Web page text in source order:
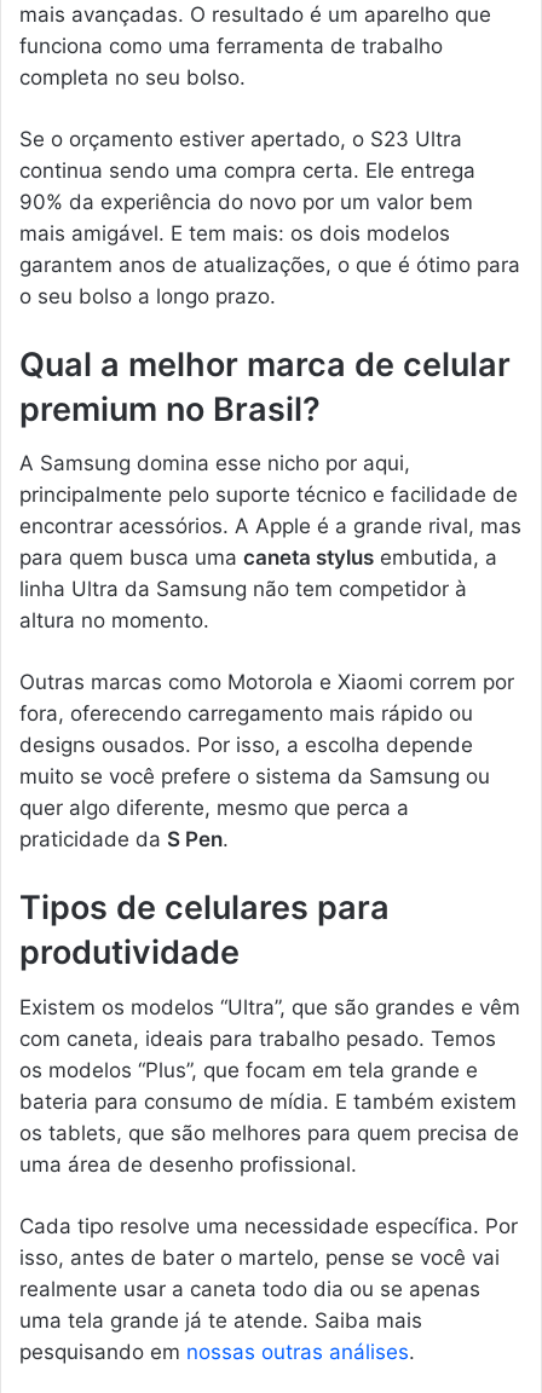
mais avançadas. O resultado é um aparelho que
funciona como uma ferramenta de trabalho
completa no seu bolso.
Se o orçamento estiver apertado, o S23 Ultra
continua sendo uma compra certa. Ele entrega
90% da experiência do novo por um valor bem
mais amigável. E tem mais: os dois modelos
garantem anos de atualizações, o que é ótimo para
o seu bolso a longo prazo.
Qual a melhor marca de celular
premium no Brasil?
A Samsung domina esse nicho por aqui,
principalmente pelo suporte técnico e facilidade de
encontrar acessórios. A Apple é a grande rival, mas
para quem busca uma caneta stylus embutida, a
linha Ultra da Samsung não tem competidor à
altura no momento.
Outras marcas como Motorola e Xiaomi correm por
fora, oferecendo carregamento mais rápido ou
designs ousados. Por isso, a escolha depende
muito se você prefere o sistema da Samsung ou
quer algo diferente, mesmo que perca a
praticidade da S Pen.
Tipos de celulares para
produtividade
Existem os modelos “Ultra”, que são grandes e vêm
com caneta, ideais para trabalho pesado. Temos
os modelos “Plus”, que focam em tela grande e
bateria para consumo de mídia. E também existem
os tablets, que são melhores para quem precisa de
uma área de desenho profissional.
Cada tipo resolve uma necessidade específica. Por
isso, antes de bater o martelo, pense se você vai
realmente usar a caneta todo dia ou se apenas
uma tela grande já te atende. Saiba mais
pesquisando em nossas outras análises.